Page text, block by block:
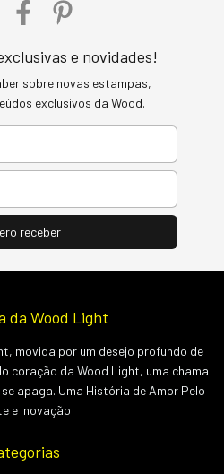
e novidades!
sobre novas estampas,
exclusivos da Wood.
da Wood Light
movida por um desejo profundo de
coração da Wood Light, uma chama
apaga. Uma História de Amor Pelo
e Inovação